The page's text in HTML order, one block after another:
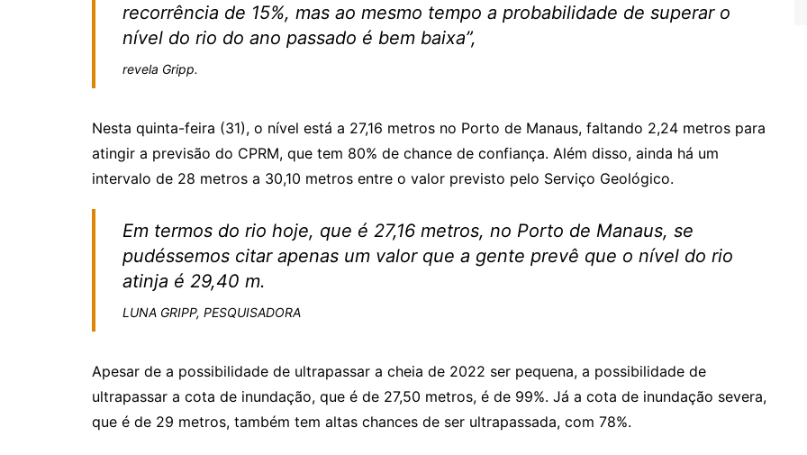
recorrência de 15%, mas ao mesmo tempo a probabilidade de superar o
nível do rio do ano passado é bem baixa”,
revela Gripp.
Nesta quinta-feira (31), o nível está a 27,16 metros no Porto de Manaus, faltando 2,24 metros para
atingir a previsão do CPRM, que tem 80% de chance de confiança. Além disso, ainda há um
intervalo de 28 metros a 30,10 metros entre o valor previsto pelo Serviço Geológico.
Em termos do rio hoje, que é 27,16 metros, no Porto de Manaus, se
pudéssemos citar apenas um valor que a gente prevê que o nível do rio
atinja é 29,40 m.
LUNA GRIPP, PESQUISADORA
Apesar de a possibilidade de ultrapassar a cheia de 2022 ser pequena, a possibilidade de
ultrapassar a cota de inundação, que é de 27,50 metros, é de 99%. Já a cota de inundação severa,
que é de 29 metros, também tem altas chances de ser ultrapassada, com 78%.